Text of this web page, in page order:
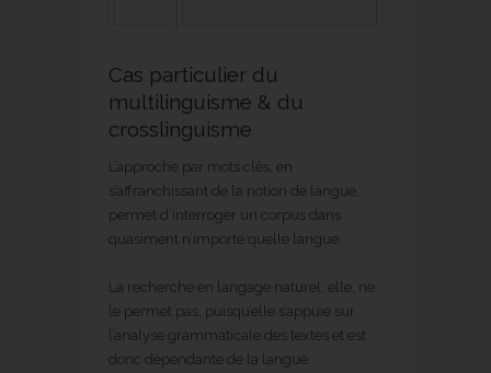
Cas particulier du
multilinguisme & du
crosslinguisme
L’approche par mots clés, en
s’affranchissant de la notion de langue,
permet d’interroger un corpus dans
quasiment n’importe quelle langue.
La recherche en langage naturel, elle, ne
le permet pas, puisqu’elle s’appuie sur
l’analyse grammaticale des textes et est
donc dépendante de la langue